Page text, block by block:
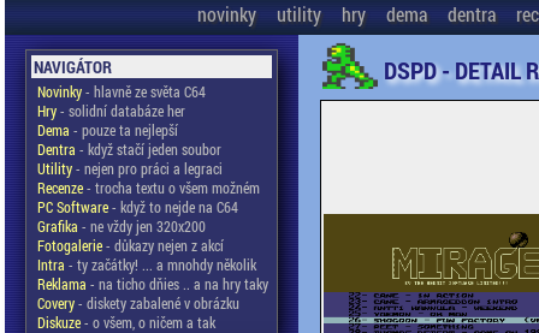
novinky utility hry dema dentra
NAVIGÁTOR
Novinky- hlavně ze světa C64
Hry- solidní databáze her
Dema - pouze ta nejlepší
Dentra - když stačí jeden soubor
Utility- nejen pro práci a legraci
Recenze- trocha textu o všem možném
PC Software- když to nejde na C64
Grafika - ne vždy jen 320x200
Fotogalerie- důkazy nejen z akcí
Intra - ty začátky! ... a mnohdy několik
Reklama - na ticho dňies .. a na hry taky
Covery- diskety zabalené v obrázku
Diskuze- o všem, o ničem a tak
DSPD - DETAIL